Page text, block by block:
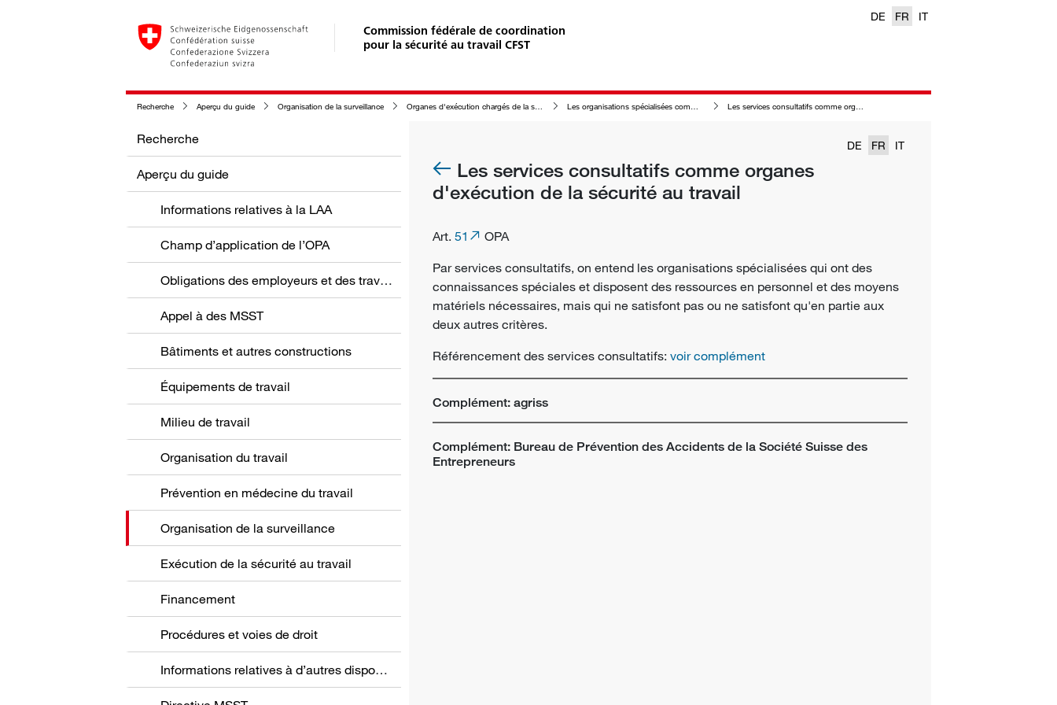
Commission fédérale de coordination
pour la sécurité au travail CFST
DE FR IT
Recherche Aperçu du guide Organisation de la surveillance Organes d'exécution chargés de la surveillance de la sécurité au travail Les organisations spécialisées comme organes d'exécution de la sécurité au travail Les services consultatifs comme organes d'exécution de la sécurité au travail
Recherche
Aperçu du guide
Informations relatives à la LAA
Champ d’application de l’OPA
Obligations des employeurs et des travailleurs
Appel à des MSST
Bâtiments et autres constructions
Équipements de travail
Milieu de travail
Organisation du travail
Prévention en médecine du travail
Organisation de la surveillance
Exécution de la sécurité au travail
Financement
Procédures et voies de droit
Informations relatives à d’autres dispositions
DE FR IT
Les services consultatifs comme organes
d'exécution de la sécurité au travail
Art. 51
OPA
Par services consultatifs, on entend les organisations spécialisées qui ont des
connaissances spéciales et disposent des ressources en personnel et des moyens
matériels nécessaires, mais qui ne satisfont pas ou ne satisfont qu'en partie aux
deux autres critères.
Référencement des services consultatifs: voir complément
Complément: agriss
Complément: Bureau de Prévention des Accidents de la Société Suisse des
Entrepreneurs